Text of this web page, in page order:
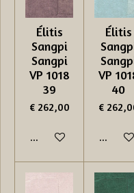
Élitis
Sangpi
Sangpi
VP 1018
39
€ 262,00
In winkelwagen
Élitis
VP
40
€
In